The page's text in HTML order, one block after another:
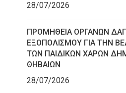
28/07/2026
ΠΡΟΜΗΘΕΙΑ ΟΡΓΑΝΩΝ
ΕΞΟΠΟΛΙΣΜΟΥ ΓΙΑ ΤΗΝ
ΤΩΝ ΠΑΙΔΙΚΩΝ ΧΑΡΩΝ
ΘΗΒΑΙΩΝ
28/07/2026